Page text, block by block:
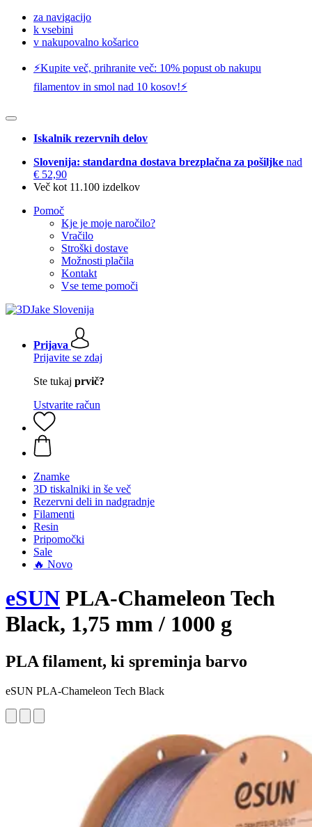
za navigacijo
k vsebini
v nakupovalno košarico
⚡️Kupite več, prihranite več: 10% popust ob nakupu
filamentov in smol nad 10 kosov!⚡️
Iskalnik rezervnih delov
Slovenija: standardna dostava brezplačna za pošiljke nad
€ 52,90
Več kot 11.100 izdelkov
Pomoč
Kje je moje naročilo?
Vračilo
Stroški dostave
Možnosti plačila
Kontakt
Vse teme pomoči
Prijava
Prijavite se zdaj
Ste tukaj prvič?
Ustvarite račun
Znamke
3D tiskalniki in še več
Rezervni deli in nadgradnje
Filamenti
Resin
Pripomočki
Sale
🔥 Novo
eSUN PLA-Chameleon Tech
Black, 1,75 mm / 1000 g
PLA filament, ki spreminja barvo
eSUN PLA-Chameleon Tech Black